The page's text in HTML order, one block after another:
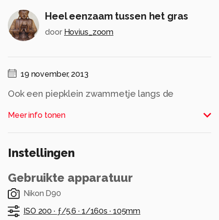
Heel eenzaam tussen het gras
door Hovius_zoom
19 november, 2013
Ook een piepklein zwammetje langs de
Meer info tonen
Instellingen
Gebruikte apparatuur
Nikon D90
ISO 200 · ƒ/5.6 · 1/160s · 105mm